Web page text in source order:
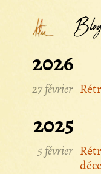
Blog
2026
27 février
2025
5 février